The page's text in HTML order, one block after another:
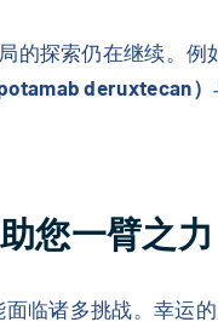
的探索仍在继续。
deruxtecan）
您一臂之力
面临诸多挑战。幸运